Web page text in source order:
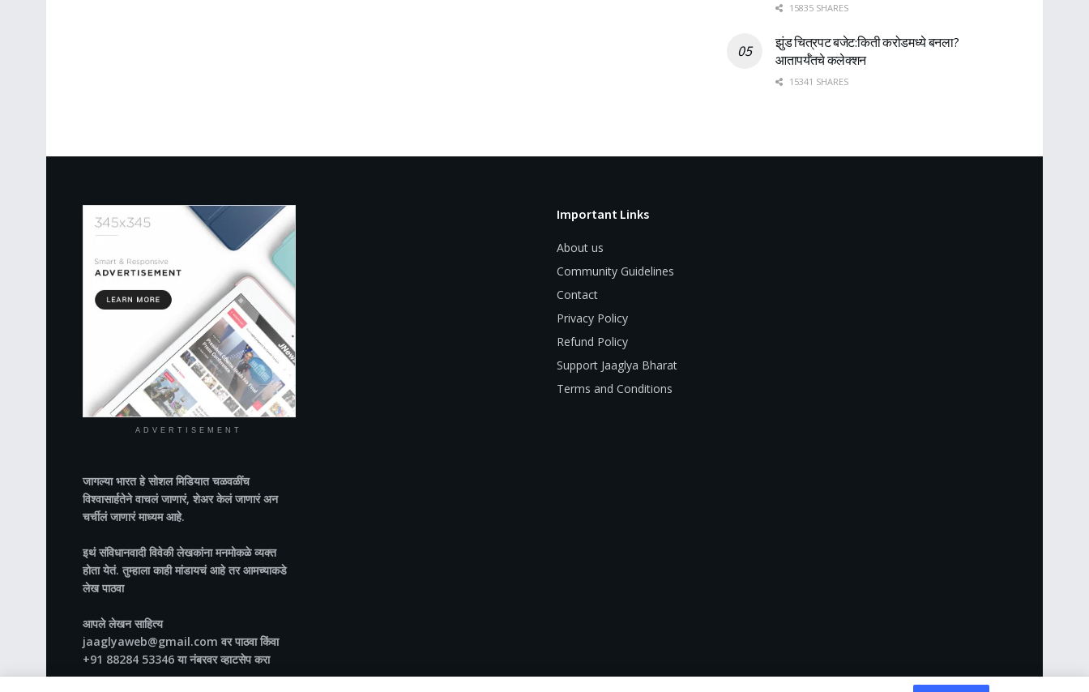
15835 SHARES
झुंड चित्रपट बजेट:किती करोडमध्ये बनला?
आतापर्यँतचे कलेक्शन
15341 SHARES
ADVERTISEMENT
जागल्या भारतहे सोशल मिडियात चळवळींच
विश्वासार्हतेने वाचलं जाणारं, शेअर केलं जाणारं अन
चर्चीलं जाणारं माध्यम आहे.
इथं संविधानवादी विवेकी लेखकांना मनमोकळे व्यक्त
होता येतं. तुम्हाला काही मांडायचं आहे तर आमच्याकडे
लेख पाठवा
आपले लेखन साहित्य
jaaglyaweb@gmail.com वर पाठवा किंवा
+91 88284 53346 या नंबरवर व्हाटसेप करा
Important Links
About us
Community Guidelines
Contact
Privacy Policy
Refund Policy
Support Jaaglya Bharat
Terms and Conditions